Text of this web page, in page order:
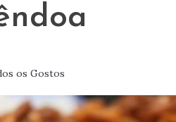
os Gostos